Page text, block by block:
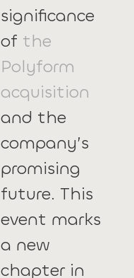
significance
of the
Polyform
acquisition
and the
company’s
promising
future. This
event marks
a new
chapter in